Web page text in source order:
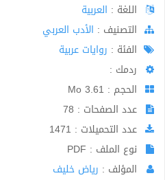
اللغة : العربية
اﻟﺘﺼﻨﻴﻒ : الأدب العربي
الفئة : روايات عربية
ردمك :
الحجم : 3.61 Mo
عدد الصفحات : 78
عدد التحميلات : 1471
نوع الملف : PDF
المؤلف : رياض خليف